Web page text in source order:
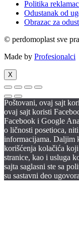
Politika
Odustanak od
Obrazac za
© perdomoplast sve
Made by Profesionalci
X
Poštovani, ovaj sajt
ovaj sajt koristi
Facebook i Google
o ličnosti posetioca,
informacijama. Daljim
korišćenja kolačića
stranice, kao i usluga
sajta saglasni ste sa
su sastavni deo